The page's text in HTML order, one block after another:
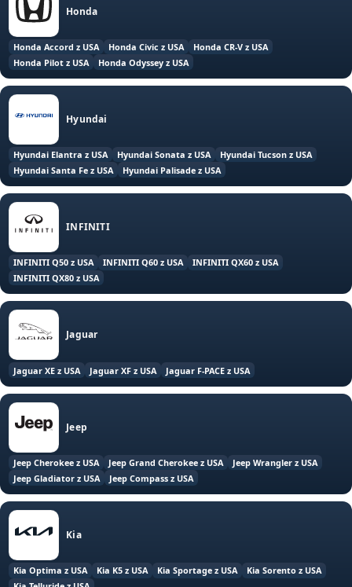
Honda
Honda Accord z USA Honda Civic z USA
Honda CR-V z USA
Honda Pilot z USA
Honda Odyssey z USA
Hyundai
Hyundai Elantra z USA Hyundai Sonata z USA
Hyundai Tucson z USA
Hyundai Santa Fe z USA
Hyundai Palisade z USA
INFINITI
INFINITI Q50 z USA INFINITI Q60 z USA
INFINITI QX60 z USA
INFINITI QX80 z USA
Jaguar
Jaguar XE z USA Jaguar XF z USA Jaguar F-PACE z USA
Jeep
Jeep Cherokee z USA Jeep Grand Cherokee z USA
Jeep Wrangler z USA
Jeep Gladiator z USA
Jeep Compass z USA
Kia
Kia Optima z USA Kia K5 z USA Kia Sportage z USA
Kia Sorento z USA